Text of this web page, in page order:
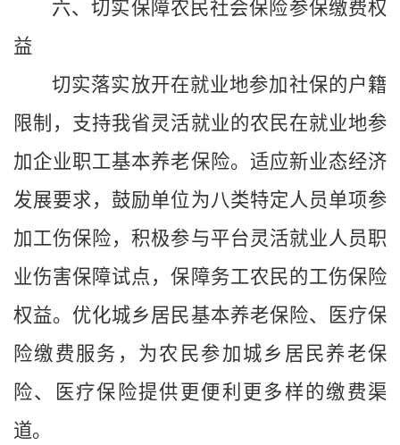
六、切实保障农民社会保险参保缴费权
益
切实落实放开在就业地参加社保的户籍
限制，支持我省灵活就业的农民在就业地参
加企业职工基本养老保险。适应新业态经济
发展要求，鼓励单位为八类特定人员单项参
加工伤保险，积极参与平台灵活就业人员职
业伤害保障试点，保障务工农民的工伤保险
权益。优化城乡居民基本养老保险、医疗保
险缴费服务，为农民参加城乡居民养老保
险、医疗保险提供更便利更多样的缴费渠
道。